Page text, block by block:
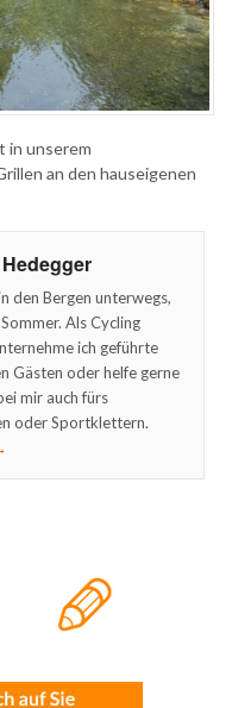
in unserem
an den hauseigenen
den Bergen unterwegs,
Als Cycling
ich geführte
Gästen oder helfe gerne
mir auch fürs
oder Sportklettern.